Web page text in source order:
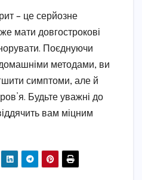
– це серйозне
мати довгострокові
Поєднуючи
методами, ви
симптоми, але й
Будьте уважні до
вам міцним